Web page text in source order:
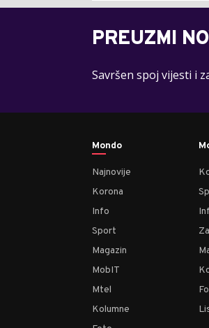
PREUZMI
Savršen spoj vijesti i
Mondo
Najnovije
Korona
Info
Sport
Magazin
MobIT
Mtel
Kolumne